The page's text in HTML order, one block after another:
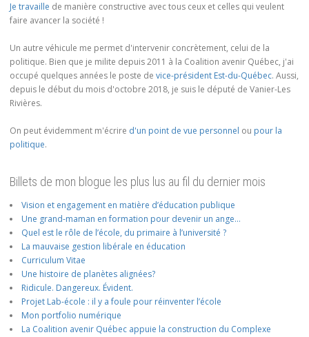
Je travaille de manière constructive avec tous ceux et celles qui veulent
faire avancer la société !
Un autre véhicule me permet d'intervenir concrètement, celui de la
politique. Bien que je milite depuis 2011 à la Coalition avenir Québec, j'ai
occupé quelques années le poste de vice-président Est-du-Québec. Aussi,
depuis le début du mois d'octobre 2018, je suis le député de Vanier-Les
Rivières.
On peut évidemment m'écrire d'un point de vue personnel ou pour la
politique.
Billets de mon blogue les plus lus au fil du dernier mois
Vision et engagement en matière d’éducation publique
Une grand-maman en formation pour devenir un ange…
Quel est le rôle de l’école, du primaire à l’université ?
La mauvaise gestion libérale en éducation
Curriculum Vitae
Une histoire de planètes alignées?
Ridicule. Dangereux. Évident.
Projet Lab-école : il y a foule pour réinventer l’école
Mon portfolio numérique
La Coalition avenir Québec appuie la construction du Complexe